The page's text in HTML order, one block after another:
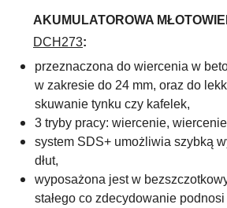
AKUMULATOROWA
DCH273:
przeznaczona do wiercenia w
w zakresie do 24 mm, oraz do
skuwanie tynku czy kafelek,
3 tryby pracy: wiercenie,
system SDS+ umożliwia szybką
dłut,
wyposażona jest w
stałego co zdecydowanie